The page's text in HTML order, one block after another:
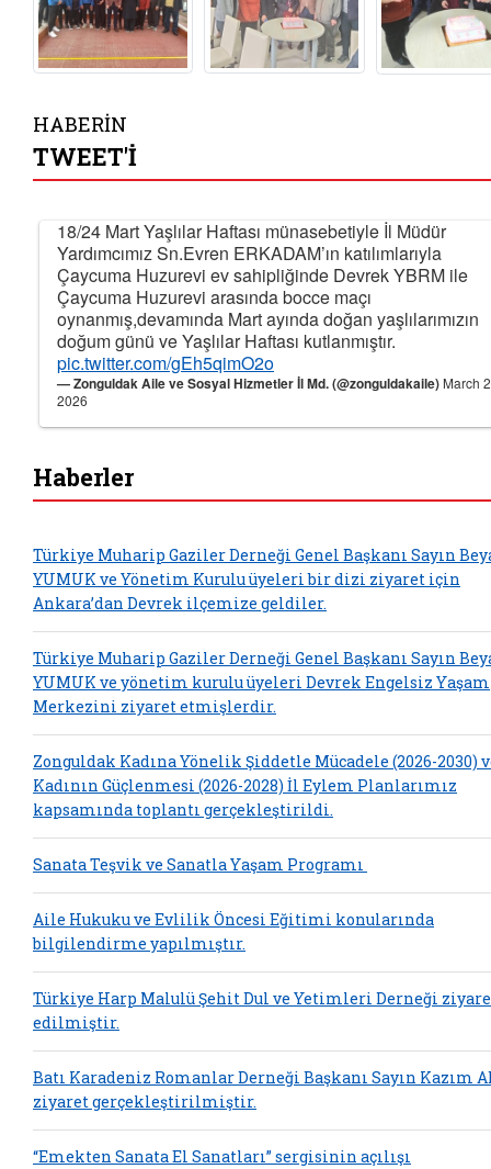
HABERİN
TWEET'İ
18/24 Mart Yaşlılar Haftası münasebetiyle İl Müdür
Yardımcımız Sn.Evren ERKADAM’ın katılımlarıyla
Çaycuma Huzurevi ev sahipliğinde Devrek YBRM ile
Çaycuma Huzurevi arasında bocce maçı
oynanmış,devamında Mart ayında doğan yaşlılarımızın
doğum günü ve Yaşlılar Haftası kutlanmıştır.
pic.twitter.com/gEh5qimO2o
— Zonguldak Aile ve Sosyal Hizmetler İl Md. (@zonguldakaile) March
2026
Haberler
Türkiye Muharip Gaziler Derneği Genel Başkanı Sayın
YUMUK ve Yönetim Kurulu üyeleri bir dizi ziyaret için
Ankara’dan Devrek ilçemize geldiler.
Türkiye Muharip Gaziler Derneği Genel Başkanı Sayın
YUMUK ve yönetim kurulu üyeleri Devrek Engelsiz Yaşam
Merkezini ziyaret etmişlerdir.
Zonguldak Kadına Yönelik Şiddetle Mücadele (2026-2030)
Kadının Güçlenmesi (2026-2028) İl Eylem Planlarımız
kapsamında toplantı gerçekleştirildi.
Sanata Teşvik ve Sanatla Yaşam Programı
Aile Hukuku ve Evlilik Öncesi Eğitimi konularında
bilgilendirme yapılmıştır.
Türkiye Harp Malulü Şehit Dul ve Yetimleri Derneği
edilmiştir.
Batı Karadeniz Romanlar Derneği Başkanı Sayın Kazım
ziyaret gerçekleştirilmiştir.
“Emekten Sanata El Sanatları” sergisinin açılışı